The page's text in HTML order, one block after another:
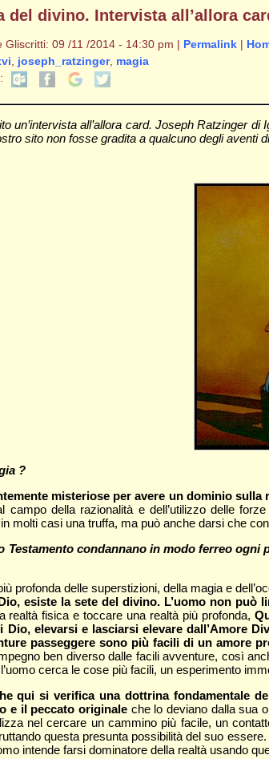
del divino. Intervista all’allora
Gliscritti: 09 /11 /2014 - 14:30 pm | Permalink|
joseph_ratzinger, magia
un’intervista all’allora card. Joseph Ratzinger
sito non fosse gradita a qualcuno degli aventi
?
misteriose per avere un dominio
campo della razionalità e dell’utilizzo delle
molti casi una truffa, ma può anche darsi che
Testamento condannano in modo ferreo
profonda delle superstizioni, della magia e
esiste la sete del divino. L’uomo non può
realtà fisica e toccare una realtà più profonda,
Dio, elevarsi e lasciarsi elevare dall’Amore
passeggere sono più facili di un amore
ben diverso dalle facili avventure, così
cerca le cose più facili, un esperimento
qui si verifica una dottrina fondamentale
e il peccato originaleche lo deviano dalla sua
nel cercare un cammino più facile, un
questa presunta possibilità del suo
intende farsi dominatore della realtà usando